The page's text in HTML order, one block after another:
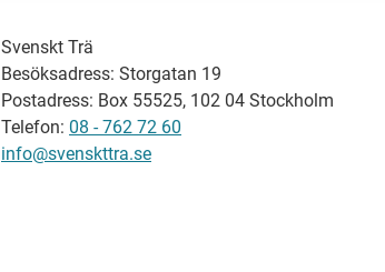
Svenskt Trä
Besöksadress: Storgatan 19
Postadress: Box 55525, 102 04 Stockholm
Telefon: 08 - 762 72 60
info@svenskttra.se